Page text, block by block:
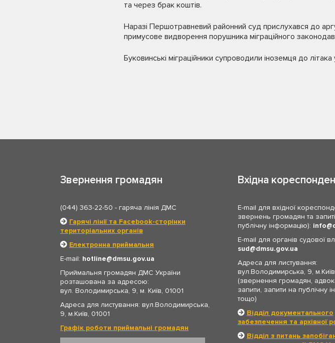
та через брак коштів.
Наразі Першотравневий районний суд прислухався до
примусове видворення порушника міграційного
Буковинські міграційники супроводили іноземця до
Звернення громадян
(044) 363-22-50 - гаряча лінія ДМС
Гарячі лінії та Facebook-сторінки
територіальних органів
Електронна приймальня
E-mail: hotline
dmsu.gov.ua
Приймальня громадян ДМС України
розташована за адресою:
вул. Володимирська, 9, м. Київ, 01001
Адреса для листування: вул.Володимирська,
9, м.Київ, 01001
Графік роботи приймальні громадян
Вхідна
E-mail для вхідної
звернень громадян та
публічну інформацію): info
E-mail для органів судової
sud
dmsu.gov.ua
Адреса для листування:
вул.Володимирська, 9,
(звернення громадян,
запити, запити на публічну
тощо)
Відділ документального
забезпечення та архівної
Відділ з питань